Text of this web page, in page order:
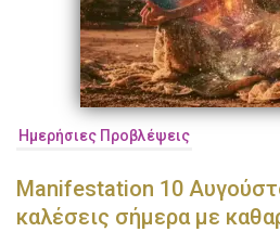
Ημερήσιες Προβλέψεις
Manifestation 10
καλέσεις σήμερα με